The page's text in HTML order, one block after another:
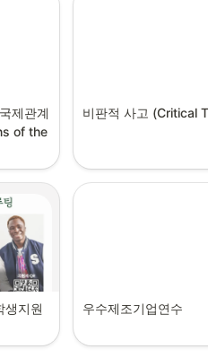
제관계
of the
비판적 사고 (Critical
생지원
우수제조기업연수